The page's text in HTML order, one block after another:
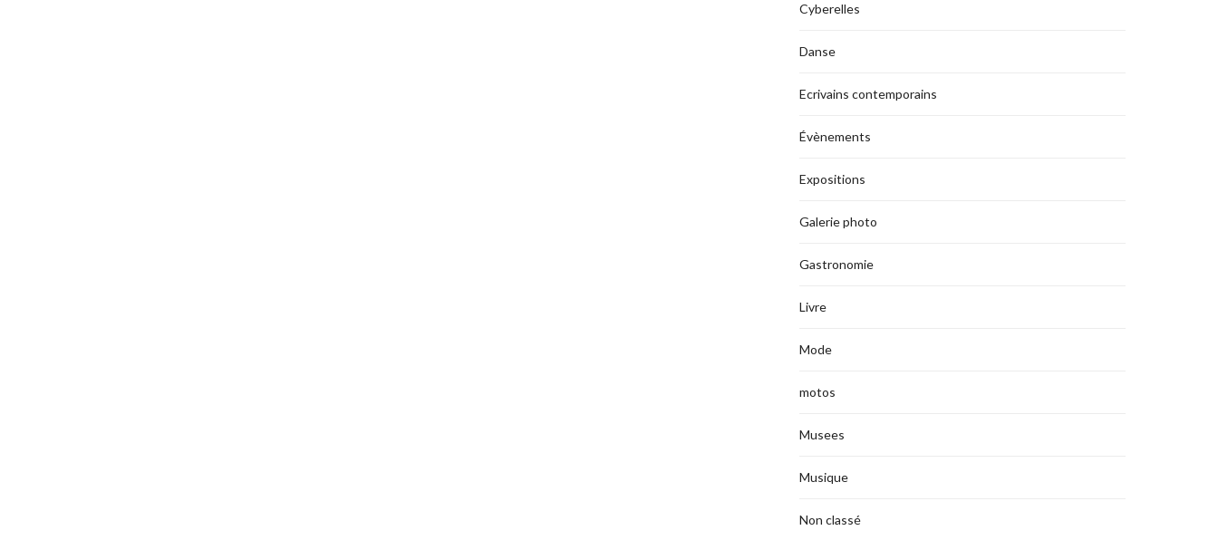
Cyberelles
Danse
Ecrivains contemporains
Évènements
Expositions
Galerie photo
Gastronomie
Livre
Mode
motos
Musees
Musique
Non classé